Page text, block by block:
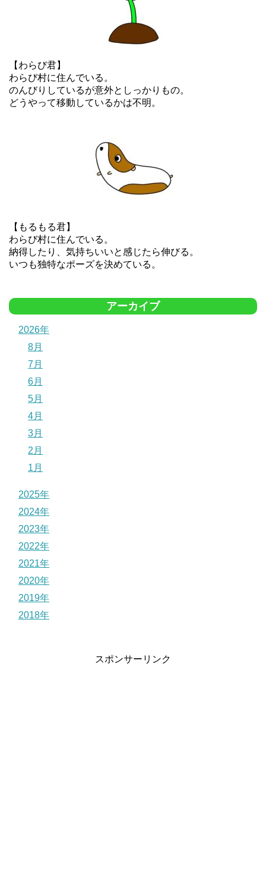
【わらび君】
わらび村に住んでいる。
のんびりしているが意外としっかりもの。
どうやって移動しているかは不明。
【もるもる君】
わらび村に住んでいる。
納得したり、気持ちいいと感じたら伸びる。
いつも独特なポーズを決めている。
アーカイブ
2026年
8月
7月
6月
5月
4月
3月
2月
1月
2025年
2024年
2023年
2022年
2021年
2020年
2019年
2018年
スポンサーリンク